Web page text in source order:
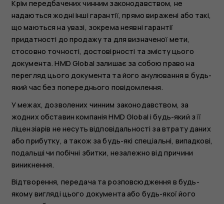
Крім передбачених чинним законодавством, не
надаються жодні інші гарантії, прямо виражені або такі,
що маються на увазі, зокрема неявні гарантії
придатності до продажу та для визначеної мети,
стосовно точності, достовірності та змісту цього
документа. HMD Global залишає за собою право на
перегляд цього документа та його анулювання в будь-
який час без попереднього повідомлення.
У межах, дозволених чинним законодавством, за
жодних обставин компанія HMD Global і будь-який з її
ліцензіарів не несуть відповідальності за втрату даних
або прибутку, а також за будь-які спеціальні, випадкові,
подальші чи побічні збитки, незалежно від причини
виникнення.
Відтворення, передача та розповсюдження в будь-
якому вигляді цього документа або будь-якої його